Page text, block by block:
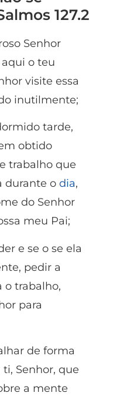
127.2
Senhor
aqui o teu
visite essa
inutilmente;
tarde,
obtido
trabalho que
durante o dia,
do Senhor
meu Pai;
e se o se ela
pedir a
o trabalho,
para
de forma
Senhor, que
a mente